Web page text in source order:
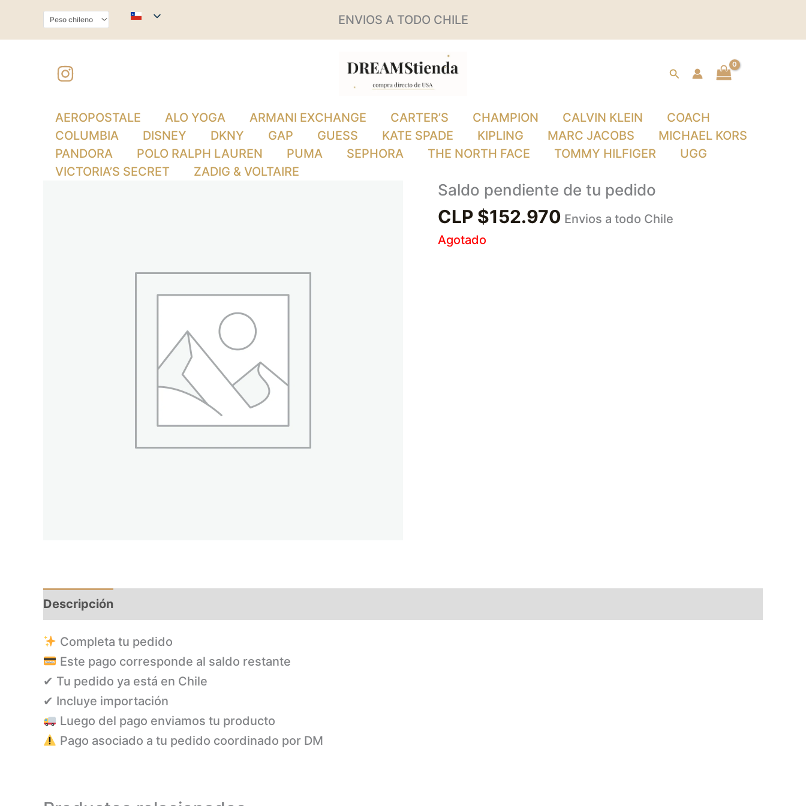
ENVIOS A TODO CHILE
Buscar
AEROPOSTALE ALO YOGA ARMANI EXCHANGE CARTER’S CHAMPION CALVIN KLEIN
COACH
COLUMBIA
DISNEY DKNY GAP GUESS KATE SPADE KIPLING MARC JACOBS
MICHAEL KORS
PANDORA
POLO RALPH LAUREN PUMA SEPHORA THE NORTH FACE TOMMY HILFIGER
UGG
VICTORIA’S SECRET
ZADIG & VOLTAIRE
Saldo pendiente de tu pedido
CLP $152.970 Envios a todo Chile
Agotado
Descripción
Completa tu pedido
Este pago corresponde al saldo restante
✔ Tu pedido ya está en Chile
✔ Incluye importación
Luego del pago enviamos tu producto
Pago asociado a tu pedido coordinado por DM